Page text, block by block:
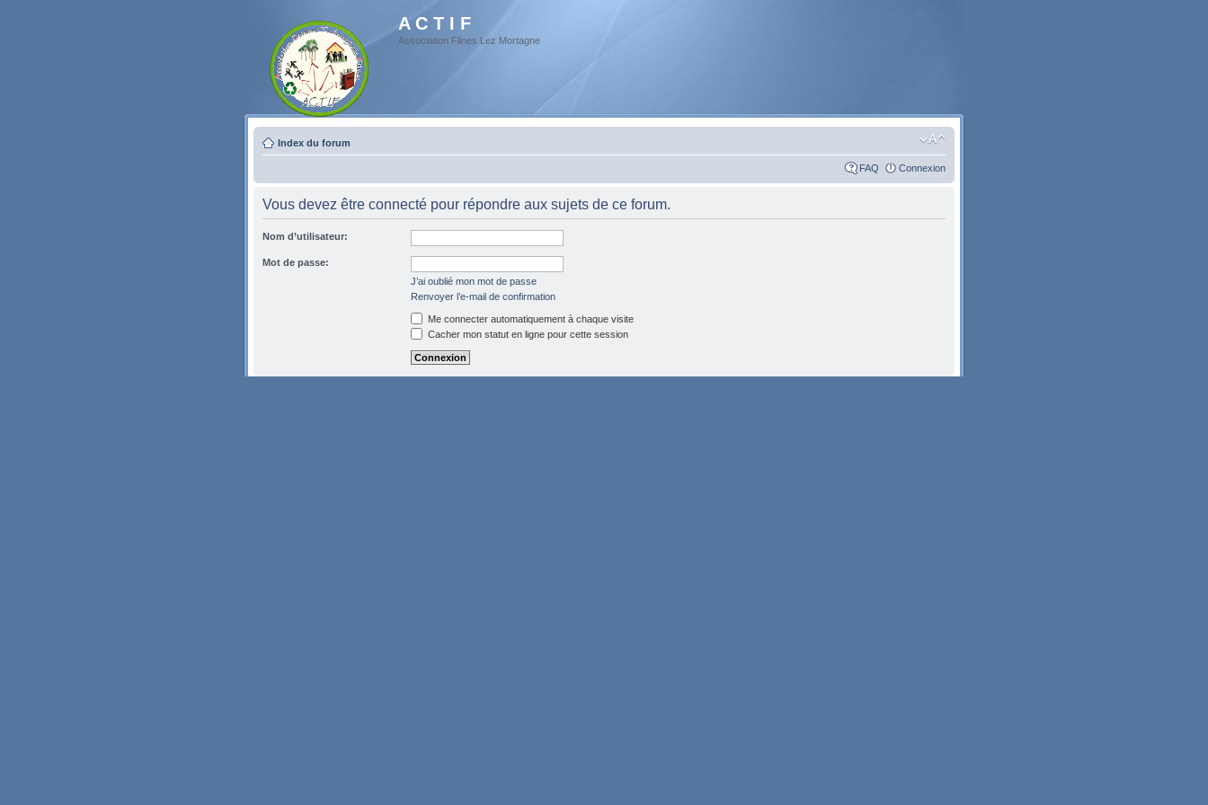
A C T I F
Association Flines Lez Mortagne
Index du forum
FAQ Connexion
Vous devez être connecté pour répondre aux sujets de ce forum.
Nom d’utilisateur:
Mot de passe:
J’ai oublié mon mot de passe
Renvoyer l’e-mail de confirmation
Me connecter automatiquement à chaque visite
Cacher mon statut en ligne pour cette session